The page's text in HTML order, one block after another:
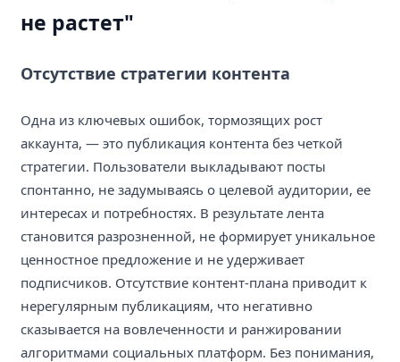
не растет"
Отсутствие стратегии контента
Одна из ключевых ошибок, тормозящих рост
аккаунта, — это публикация контента без четкой
стратегии. Пользователи выкладывают посты
спонтанно, не задумываясь о целевой аудитории, ее
интересах и потребностях. В результате лента
становится разрозненной, не формирует уникальное
ценностное предложение и не удерживает
подписчиков. Отсутствие контент-плана приводит к
нерегулярным публикациям, что негативно
сказывается на вовлеченности и ранжировании
алгоритмами социальных платформ. Без понимания,